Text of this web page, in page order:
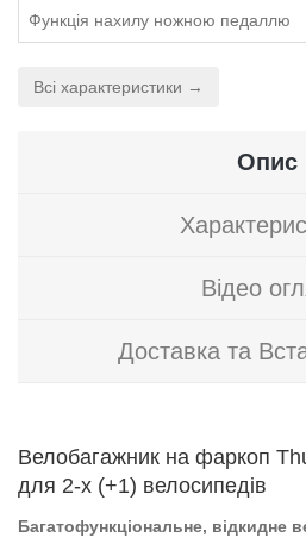
Функція нахилу ножною педаллю
Всі характеристики →
Опис
Відео
Доставка та
Велобагажник на фаркоп
для 2-х (+1) велосипедів
Багатофункціональне, відкидне